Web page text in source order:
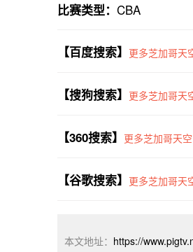
比赛类型： CBA
【百度搜索】 更多芝加哥天
【搜狗搜索】 更多芝加哥天
【360搜索】 更多芝加哥天
【谷歌搜索】 更多芝加哥天
本文地址： https://